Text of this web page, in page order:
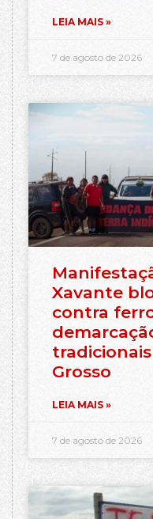
LEIA MAIS »
7 de agosto de 2026
Xavante
contra
Grosso
LEIA MAIS »
7 de agosto de 2026